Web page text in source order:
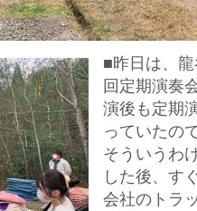
■昨日は、
回定期演奏
演後も定期
っていたの
そういうわ
した後、す
会社のトラ